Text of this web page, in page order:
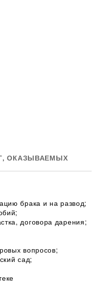
ОКАЗЫВАЕМЫХ
брака и на развод;
договора дарения;
вопросов;
сад;